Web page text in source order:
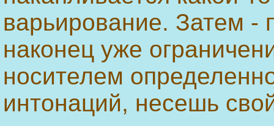
варьирование. Затем -
наконец уже
носителем
интонаций, несешь